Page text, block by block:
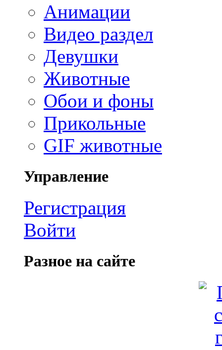
Анимации
Видео раздел
Девушки
Животные
Обои и фоны
Прикольные
GIF животные
Управление
Регистрация
Войти
Разное на сайте